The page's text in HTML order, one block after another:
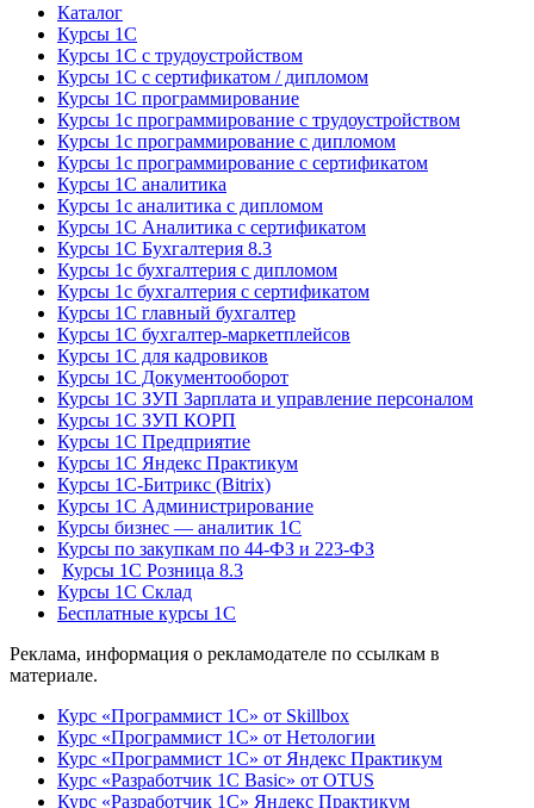
Каталог
Курсы 1С
Курсы 1С с трудоустройством
Курсы 1С с сертификатом / дипломом
Курсы 1С программирование
Курсы 1с программирование с трудоустройством
Курсы 1с программирование с дипломом
Курсы 1с программирование с сертификатом
Курсы 1С аналитика
Курсы 1с аналитика с дипломом
Курсы 1С Аналитика с сертификатом
Курсы 1С Бухгалтерия 8.3
Курсы 1с бухгалтерия с дипломом
Курсы 1с бухгалтерия с сертификатом
Курсы 1С главный бухгалтер
Курсы 1С бухгалтер-маркетплейсов
Курсы 1С для кадровиков
Курсы 1С Документооборот
Курсы 1С ЗУП Зарплата и управление персоналом
Курсы 1С ЗУП КОРП
Курсы 1С Предприятие
Курсы 1С Яндекс Практикум
Курсы 1С-Битрикс (Bitrix)
Курсы 1С Администрирование
Курсы бизнес — аналитик 1С
Курсы по закупкам по 44‑ФЗ и 223‑ФЗ
Курсы 1С Розница 8.3
Курсы 1С Склад
Бесплатные курсы 1С
Реклама, информация о рекламодателе по ссылкам в
материале.
Курс «Программист 1С» от Skillbox
Курс «Программист 1С» от Нетологии
Курс «Программист 1С» от Яндекс Практикум
Курс «Разработчик 1С Basic» от OTUS
Курс «Разработчик 1С» Яндекс Практикум